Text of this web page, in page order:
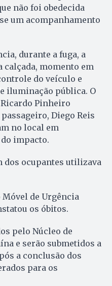
não foi obedecida
um acompanhamento
durante a fuga, a
calçada, momento em
do veículo e
iluminação pública. O
Pinheiro
Diego Reis
no local em
impacto.
dos ocupantes utilizava
Móvel de Urgência
os óbitos.
pelo Núcleo de
e serão submetidos a
a conclusão dos
para os